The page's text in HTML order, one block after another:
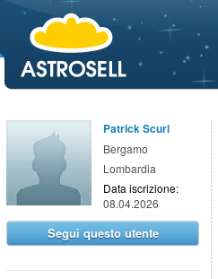
Patrick Scuri
Bergamo
Lombardia
Data iscrizione:
08.04.2026
Segui questo utente